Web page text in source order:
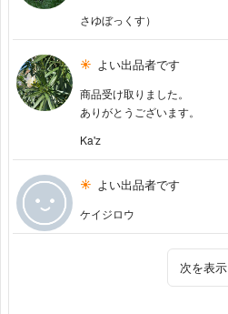
さゆぼっくす）
よい出品者です
商品受け取りました。
ありがとうございます。
Ka'z
よい出品者です
ケイジロウ
次を表示